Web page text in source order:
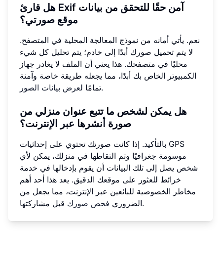
هل قارئ Exif آمن حقًا للتحقق من بيانات
موقع صورتي؟
نعم. يأتي أمانه من نموذج المعالجة المحلية في المتصفح.
لا يتم تحميل صورك أبدًا إلى خادم؛ يتم تحليل كل شيء
محليًا في متصفحك. هذا يعني أن الملف لا يغادر جهاز
الكمبيوتر الخاص بك أبدًا، مما يجعله طريقة خاصة وآمنة
تمامًا لعرض بيانات الصور .
هل يمكن لشخص ما تتبع عنوان منزلي من
صورة أنشرها عبر الإنترنت؟
بالتأكيد. إذا كانت صورتك تحتوي على إحداثيات GPS
موسومة جغرافيًا وتم التقاطها في منزلك، يمكن لأي
شخص يصل إلى تلك البيانات أن يقوم بإدخالها في خدمة
خرائط للعثور على موقعك الدقيق. يعد هذا أحد أهم
مخاطر الخصوصية للبائعين عبر الإنترنت، مما يجعل من
الضروري فحص صورك قبل مشاركتها.